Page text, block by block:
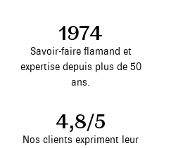
1974
Savoir-faire flamand et
expertise depuis plus de 50
ans.
4,8/5
Nos clients expriment leur